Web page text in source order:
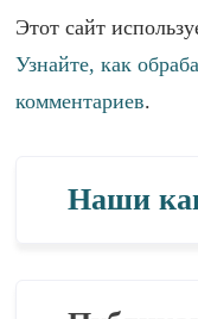
Этот сайт
Узнайте, как
комментариев.
Наши